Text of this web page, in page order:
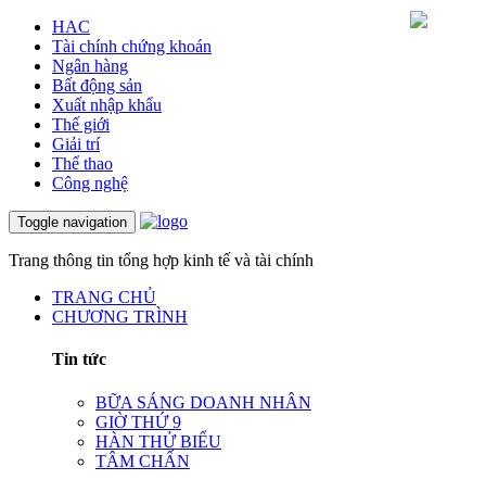
HAC
Tài chính chứng khoán
Ngân hàng
Bất động sản
Xuất nhập khẩu
Thế giới
Giải trí
Thể thao
Công nghệ
Toggle navigation
Trang thông tin tổng hợp kinh tế và tài chính
TRANG CHỦ
CHƯƠNG TRÌNH
Tin tức
BỮA SÁNG DOANH NHÂN
GIỜ THỨ 9
HÀN THỬ BIỂU
TÂM CHẤN